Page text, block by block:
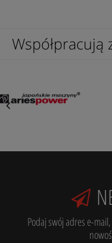
Współpracują
Podaj swój adres e-